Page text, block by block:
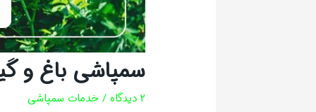
سمپاشی باغ و
2 دیدگاه / خدمات سمپاشی